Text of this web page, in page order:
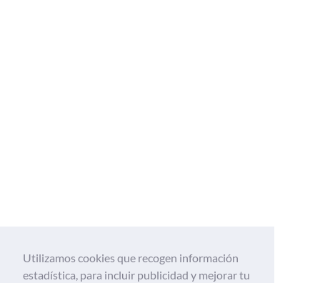
Utilizamos cookies que recogen información
estadística, para incluir publicidad y mejorar tu